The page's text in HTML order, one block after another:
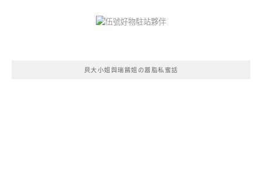
貝大小姐與瑞餚姐の囂脂私蜜話